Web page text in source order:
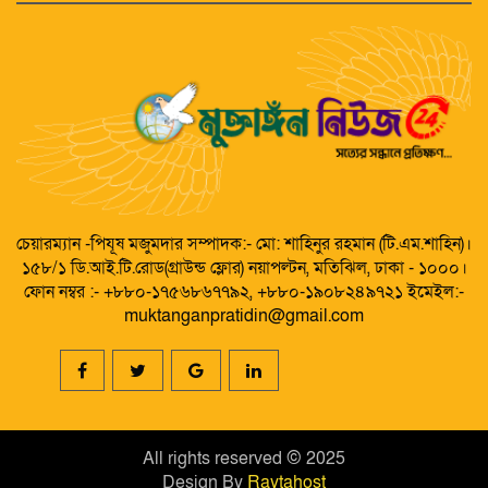
চেয়ারম্যান -পিযূষ মজুমদার সম্পাদক:- মো: শাহিনুর রহমান (টি.এম.শাহিন)।
১৫৮/১ ডি.আই.টি.রোড(গ্রাউন্ড ফ্লোর) নয়াপল্টন, মতিঝিল, ঢাকা - ১০০০।
ফোন নম্বর :- +৮৮০-১৭৫৬৮৬৭৭৯২, +৮৮০-১৯০৮২৪৯৭২১ ইমেইল:-
muktanganpratidin@gmail.com
All rights reserved © 2025
Design By Raytahost